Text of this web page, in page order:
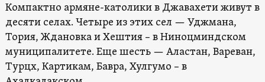
Компактно армяне-католики в Джавахети живут в
десяти селах. Четыре из этих сел — Уджмана,
Тория, Ждановка и Хештия – в Ниноцминдском
муниципалитете. Еще шесть — Аластан, Вареван,
Турцх, Картикам, Бавра, Хулгумо – в